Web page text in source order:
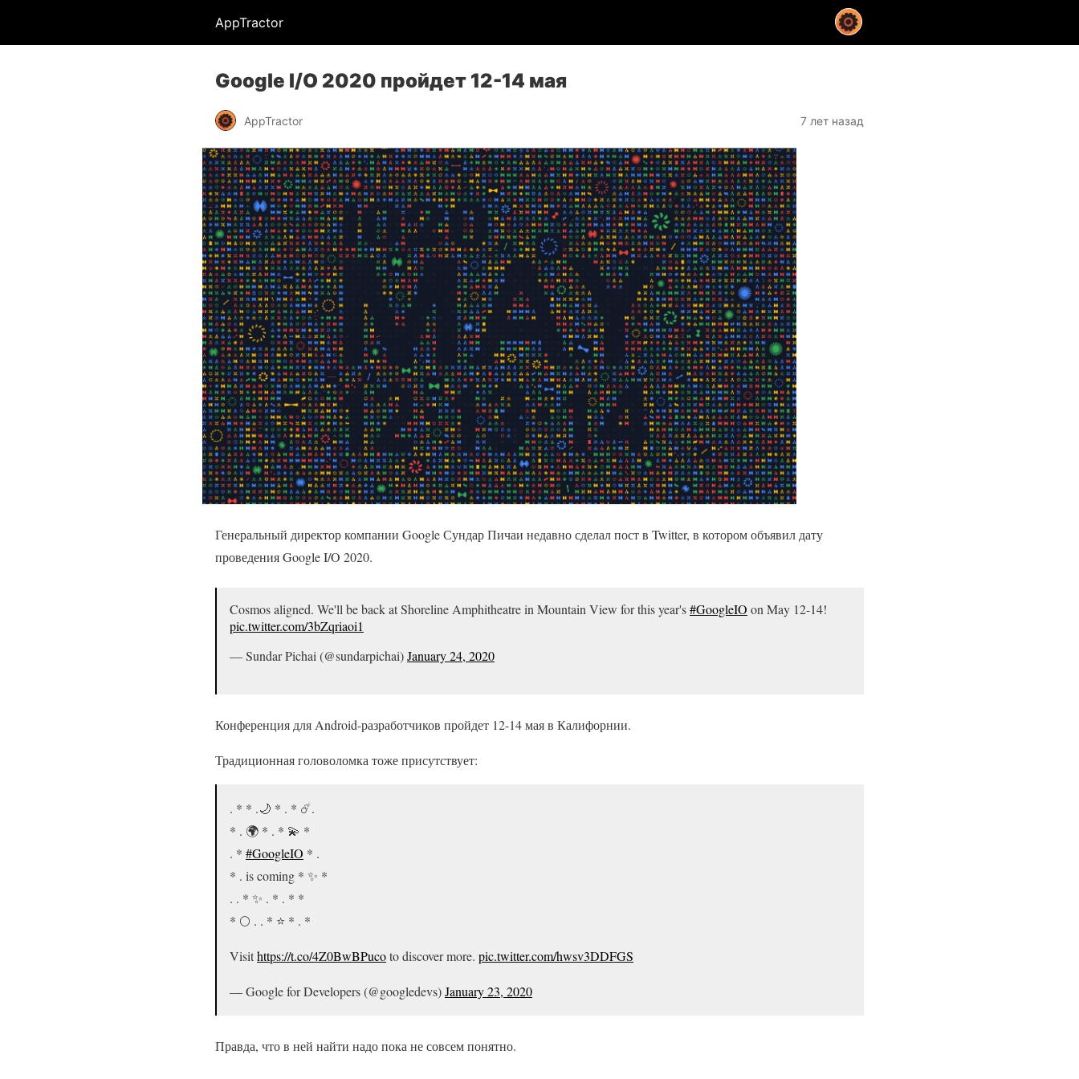
AppTractor
Google I/O 2020 пройдет 12-14 мая
AppTractor 7 лет назад
Генеральный директор компании Google Сундар Пичаи недавно сделал пост в Twitter, в котором объявил дату
проведения Google I/O 2020.
Cosmos aligned. We'll be back at Shoreline Amphitheatre in Mountain View for this year's#GoogleIO on May 12-14!
pic.twitter.com/3bZqriaoi1
— Sundar Pichai (@sundarpichai)January 24, 2020
Конференция для Android-разработчиков пройдет 12-14 мая в Калифорнии.
Традиционная головоломка тоже присутствует:
. * * .🌙 * . * ☄️.
* . 🌍 * . * 💫 *
. * #GoogleIO * .
* . is coming * ✨ *
. . * ✨ . * . * *
* 🌕 . . * ⭐️ * . *
Visithttps://t.co/4Z0BwBPucoto discover more. pic.twitter.com/hwsv3DDFGS
— Google for Developers (@googledevs)January 23, 2020
Правда, что в ней найти надо пока не совсем понятно.